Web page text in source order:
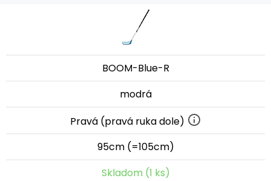
BOOM-Blue-R
modrá
Pravá (pravá ruka dole)
95cm (=105cm)
Skladom (1 ks)